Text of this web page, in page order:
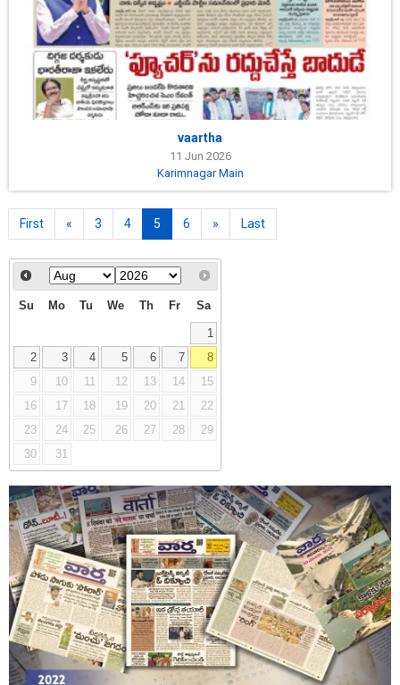
vaartha
11 Jun 2026
Karimnagar Main
First « 3 4 5 6 » Last
Su Mo Tu We Th Fr Sa
1
2
3 4 5 6 7
8
9
10 11 12 13 14
15
16
17 18 19 20 21
22
23
24 25 26 27 28
29
30
31